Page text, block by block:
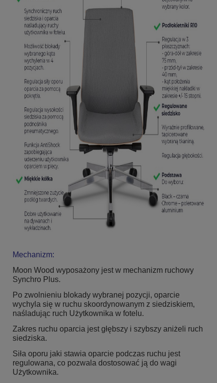
Mechanizm:
Moon Wood wyposażony jest w mechanizm ruchowy
Synchro Plus.
Po zwolnieniu blokady wybranej pozycji, oparcie
wychyla się w ruchu skoordynowanym z siedziskiem,
naśladując ruch Użytkownika w fotelu.
Zakres ruchu oparcia jest głębszy i szybszy aniżeli ruch
siedziska.
Siła oporu jaki stawia oparcie podczas ruchu jest
regulowana, co pozwala dostosować ją do wagi
Użytkownika.